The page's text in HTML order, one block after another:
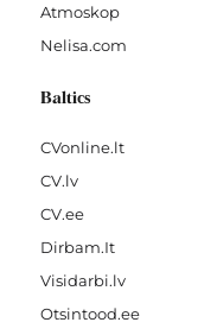
Atmoskop
Nelisa.com
Baltics
CVonline.lt
CV.lv
CV.ee
Dirbam.It
Visidarbi.lv
Otsintood.ee